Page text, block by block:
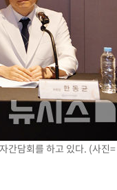
간담회를 하고 있다. (사진=